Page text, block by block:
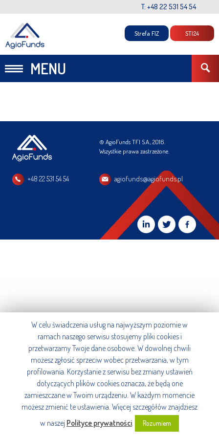
T: +48 22 531 54 54
MENU
Strefa FIZ STI24
© AgioFunds TFI S.A., 2016.
Wszystkie prawa zastrzeżone.
+48 22 531 54 54 agiofunds@agiofunds.pl
W celu świadczenia usług na najwyższym poziomie w
ramach naszego serwisu stosujemy pliki cookies i
przetwarzamy Twoje dane osobowe. W dowolnej chwili
możesz zgłosić sprzeciw wobec przetwarzania, w tym
profilowania. Korzystanie z serwisu bez zmiany ustawień
dotyczących plików cookies oznacza, że będą one
zamieszczane w Twoim urządzeniu. W każdym momencie
możesz zmienić te ustawienia. Więcej szczegółów znajdziesz
w naszej Polityce prywatności. Rozumiem